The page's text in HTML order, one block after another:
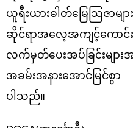
ယူရီးယားဓါတ်မြေသြဇာမ
ဆိုင်ရာအလေ့အကျင့်ကောင်း
လက်မှတ်ပေးအပ်ခြင်း
အခမ်းအနားအောင်မြင်စွ
ပါသည်။